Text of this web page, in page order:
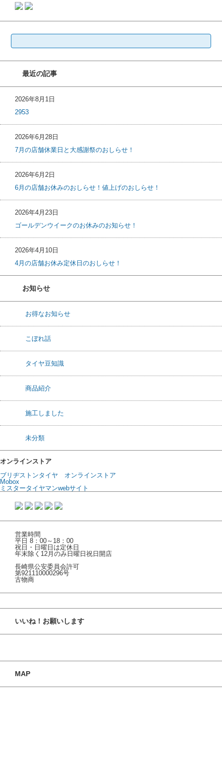
索:
最近の記事
2026年8月1日
2953
2026年6月28日
7月の店舗休業日と大感謝祭のおしらせ！
2026年6月2日
6月の店舗お休みのおしらせ！値上げのおしらせ！
2026年4月23日
ゴールデンウイークのお休みのお知らせ！
2026年4月10日
4月の店舗お休み定休日のおしらせ！
お知らせ
お得なお知らせ
こぼれ話
タイヤ豆知識
商品紹介
施工しました
未分類
オンラインストア
ブリヂストンタイヤ オンラインストア
Mobox
ミスタータイヤマンwebサイト
営業時間
平日 8：00～18：00
祝日・日曜日は定休日
年末除く12月のみ日曜日祝日開店
長崎県公安委員会許可
第921110000296号
古物商
いいね！お願いします
MAP